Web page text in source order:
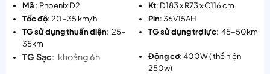
Mã : Phoenix D2 Kt: D183 x R73 x C116 cm
Tốc độ: 20-35 km/h Pin: 36V15AH
TG sử dụng thuần điện: 25-
35km
TG sử dụng trợ lực: 45-50km
TG Sạc: khoảng 6h Động cơ: 400W ( thể hiện
250w)